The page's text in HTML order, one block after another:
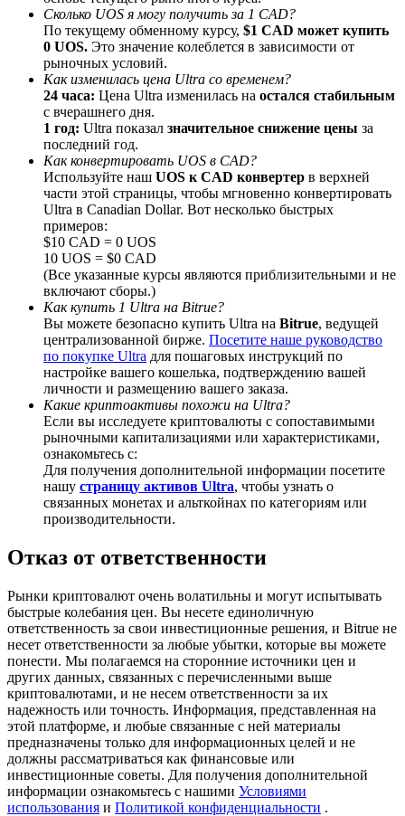
Реферал
Пригласите друга, чтобы получить денежные
вознаграждения
BTC Welcome Rewards
BTC Welcome Rewards
Deposit & Trade BTC to Share 25000 USDT prize pool!
Deposit CASHCAT & Win
Share 500000 CASHCAT prize pool
Exclusive for BitMart Users
Register & Trade to Win 500,000 USDT
Precious Metals Trading Carnival
Trade Gold & Silver · 33,333 USDT Bonus
Сколько UOS я могу получить за 1 CAD?
По текущему обменному курсу, $1 CAD может купить
0 UOS. Это значение колеблется в зависимости от
рыночных условий.
Как изменилась цена Ultra со временем?
24 часа: Цена Ultra изменилась на остался стабильным
с вчерашнего дня.
1 год: Ultra показал значительное снижение цены за
последний год.
Как конвертировать UOS в CAD?
Используйте наш UOS к CAD конвертер в верхней
части этой страницы, чтобы мгновенно конвертировать
Ultra в Canadian Dollar. Вот несколько быстрых
примеров:
$10 CAD = 0 UOS
10 UOS = $0 CAD
(Все указанные курсы являются приблизительными и не
включают сборы.)
Как купить 1 Ultra на Bitrue?
Вы можете безопасно купить Ultra на Bitrue, ведущей
централизованной бирже. Посетите наше руководство
по покупке Ultra для пошаговых инструкций по
настройке вашего кошелька, подтверждению вашей
личности и размещению вашего заказа.
Какие криптоактивы похожи на Ultra?
Если вы исследуете криптовалюты с сопоставимыми
рыночными капитализациями или характеристиками,
ознакомьтесь с:
Для получения дополнительной информации посетите
нашу страницу активов Ultra, чтобы узнать о
связанных монетах и альткойнах по категориям или
производительности.
Отказ от ответственности
Рынки криптовалют очень волатильны и могут испытывать
быстрые колебания цен. Вы несете единоличную
ответственность за свои инвестиционные решения, и Bitrue не
несет ответственности за любые убытки, которые вы можете
понести. Мы полагаемся на сторонние источники цен и
других данных, связанных с перечисленными выше
криптовалютами, и не несем ответственности за их
надежность или точность. Информация, представленная на
этой платформе, и любые связанные с ней материалы
предназначены только для информационных целей и не
должны рассматриваться как финансовые или
инвестиционные советы. Для получения дополнительной
информации ознакомьтесь с нашими Условиями
использования и Политикой конфиденциальности .